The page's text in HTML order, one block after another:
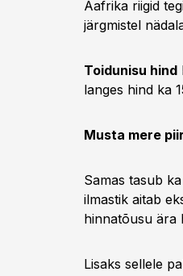
Aafrika riigid
järgmistel
Toidunisu hind
langes hind ka
Musta mere
Samas tasub
ilmastik aitab
hinnatõusu ära
Lisaks sellele